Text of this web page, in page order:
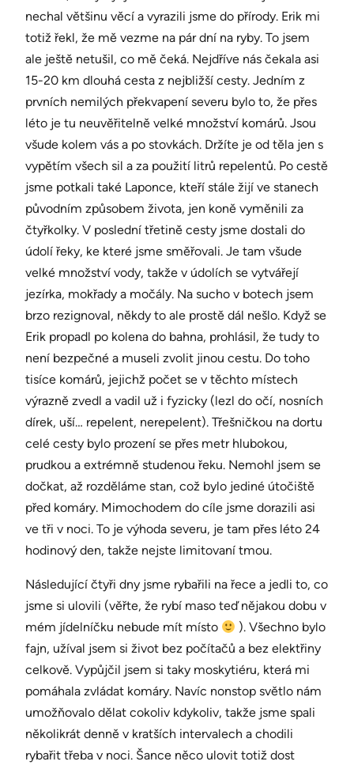
nechal většinu věcí a vyrazili jsme do přírody. Erik mi
totiž řekl, že mě vezme na pár dní na ryby. To jsem
ale ještě netušil, co mě čeká. Nejdříve nás čekala asi
15-20 km dlouhá cesta z nejbližší cesty. Jedním z
prvních nemilých překvapení severu bylo to, že přes
léto je tu neuvěřitelně velké množství komárů. Jsou
všude kolem vás a po stovkách. Držíte je od těla jen s
vypětím všech sil a za použití litrů repelentů. Po cestě
jsme potkali také Laponce, kteří stále žijí ve stanech
původním způsobem života, jen koně vyměnili za
čtyřkolky. V poslední třetině cesty jsme dostali do
údolí řeky, ke které jsme směřovali. Je tam všude
velké množství vody, takže v údolích se vytvářejí
jezírka, mokřady a močály. Na sucho v botech jsem
brzo rezignoval, někdy to ale prostě dál nešlo. Když se
Erik propadl po kolena do bahna, prohlásil, že tudy to
není bezpečné a museli zvolit jinou cestu. Do toho
tisíce komárů, jejichž počet se v těchto místech
výrazně zvedl a vadil už i fyzicky (lezl do očí, nosních
dírek, uší… repelent, nerepelent). Třešničkou na dortu
celé cesty bylo prození se přes metr hlubokou,
prudkou a extrémně studenou řeku. Nemohl jsem se
dočkat, až rozděláme stan, což bylo jediné útočiště
před komáry. Mimochodem do cíle jsme dorazili asi
ve tři v noci. To je výhoda severu, je tam přes léto 24
hodinový den, takže nejste limitovaní tmou.
Následující čtyři dny jsme rybařili na řece a jedli to, co
jsme si ulovili (věřte, že rybí maso teď nějakou dobu v
mém jídelníčku nebude mít místo
). Všechno bylo
fajn, užíval jsem si život bez počítačů a bez elektřiny
celkově. Vypůjčil jsem si taky moskytiéru, která mi
pomáhala zvládat komáry. Navíc nonstop světlo nám
umožňovalo dělat cokoliv kdykoliv, takže jsme spali
několikrát denně v kratších intervalech a chodili
rybařit třeba v noci. Šance něco ulovit totiž dost